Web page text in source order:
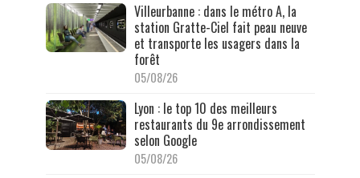
Villeurbanne : dans le métro A, la
station Gratte-Ciel fait peau neuve
et transporte les usagers dans la
forêt
05/08/26
Lyon : le top 10 des meilleurs
restaurants du 9e arrondissement
selon Google
05/08/26